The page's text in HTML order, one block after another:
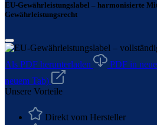
EU-Gewährleistungslabel – harmonisierte
Gewährleistungsrecht
Als PDF herunterladen PDF in
neuem Tab)
Unsere Vorteile
Direkt vom Hersteller